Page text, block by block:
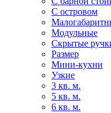
С островом
Модульные
Скрытые
Размер
Мини-кухни
Узкие
3 кв. м.
5 кв. м.
6 кв. м.